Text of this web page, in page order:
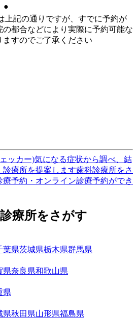
●
上記の通りですが、すでに予約が
都合などにより実際に予約可能な
ますのでご了承ください
ッカー)気になる症状から調べ、結
療所を提案します歯科診療所をさ
予約・オンライン診療予約ができ
療所をさがす
葉県茨城県栃木県群馬県
県奈良県和歌山県
県
県秋田県山形県福島県